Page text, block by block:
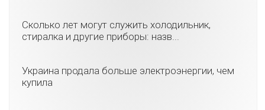
Сколько лет могут служить холодильник,
стиралка и другие приборы: назв...
Украина продала больше электроэнергии, чем
купила